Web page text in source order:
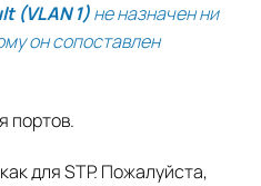
(VLAN 1)не назначен ни
он сопоставлен
портов.
для STP. Пожалуйста,